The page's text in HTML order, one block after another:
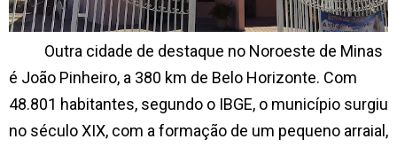
Outra cidade de destaque no Noroeste de Minas
é João Pinheiro, a 380 km de Belo Horizonte. Com
48.801 habitantes, segundo o IBGE, o município surgiu
no século XIX, com a formação de um pequeno arraial,